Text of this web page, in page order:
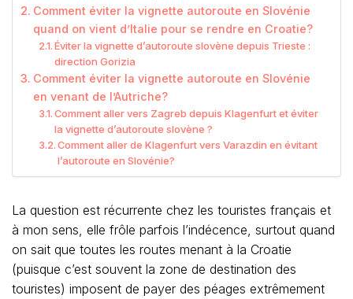
Comment éviter la vignette autoroute en Slovénie
quand on vient d’Italie pour se rendre en Croatie?
Éviter la vignette d’autoroute slovène depuis Trieste :
direction Gorizia
Comment éviter la vignette autoroute en Slovénie
en venant de l’Autriche?
Comment aller vers Zagreb depuis Klagenfurt et éviter
la vignette d’autoroute slovène ?
Comment aller de Klagenfurt vers Varazdin en évitant
l’autoroute en Slovénie?
La question est récurrente chez les touristes français et
à mon sens, elle frôle parfois l’indécence, surtout quand
on sait que toutes les routes menant à la Croatie
(puisque c’est souvent la zone de destination des
touristes) imposent de payer des péages extrêmement